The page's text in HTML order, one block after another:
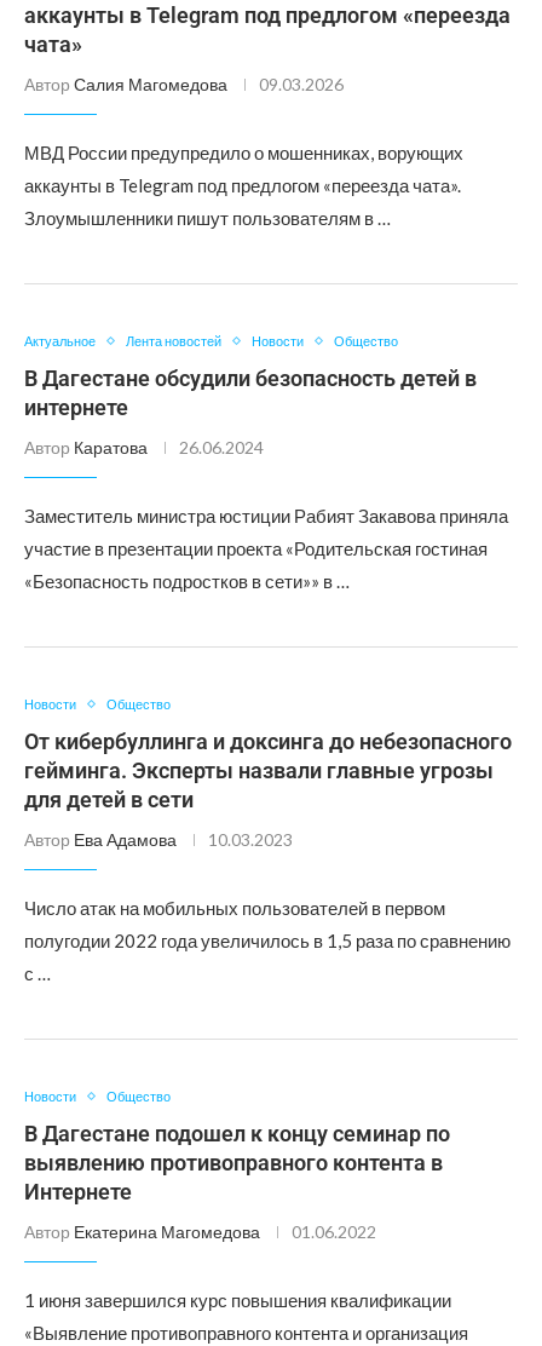
аккаунты в Telegram под предлогом «переезда
чата»
Автор Салия Магомедова 09.03.2026
МВД России предупредило о мошенниках, ворующих
аккаунты в Telegram под предлогом «переезда чата».
Злоумышленники пишут пользователям в …
Актуальное Лента новостей Новости Общество
В Дагестане обсудили безопасность детей в
интернете
Автор Каратова 26.06.2024
Заместитель министра юстиции Рабият Закавова приняла
участие в презентации проекта «Родительская гостиная
«Безопасность подростков в сети»» в …
Новости Общество
От кибербуллинга и доксинга до небезопасного
гейминга. Эксперты назвали главные угрозы
для детей в сети
Автор Ева Адамова 10.03.2023
Число атак на мобильных пользователей в первом
полугодии 2022 года увеличилось в 1,5 раза по сравнению
с …
Новости Общество
В Дагестане подошел к концу семинар по
выявлению противоправного контента в
Интернете
Автор Екатерина Магомедова 01.06.2022
1 июня завершился курс повышения квалификации
«Выявление противоправного контента и организация